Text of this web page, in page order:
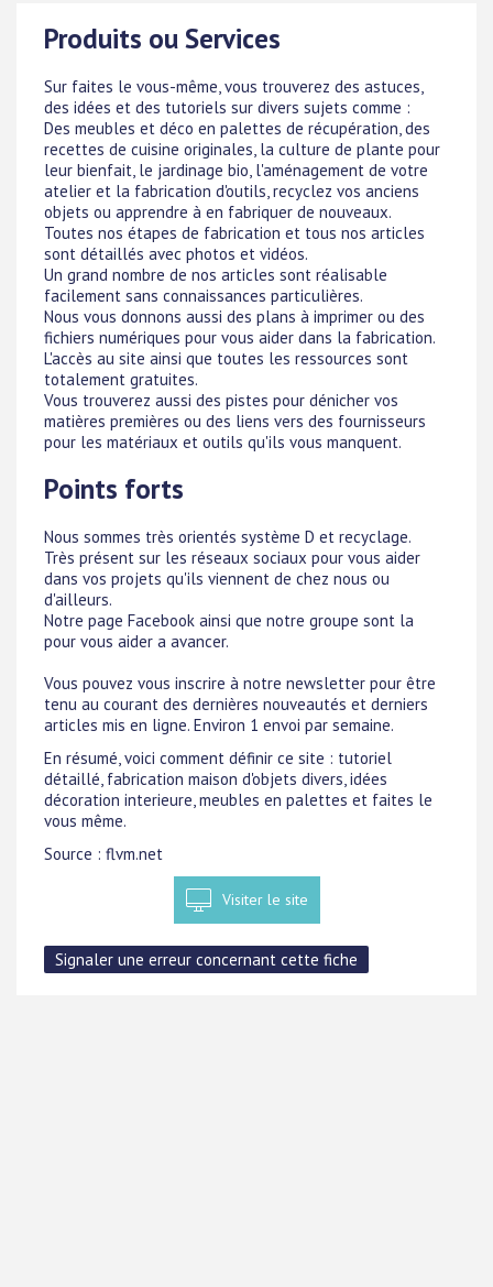
Produits ou Services
Sur faites le vous-même, vous trouverez des astuces,
des idées et des tutoriels sur divers sujets comme :
Des meubles et déco en palettes de récupération, des
recettes de cuisine originales, la culture de plante pour
leur bienfait, le jardinage bio, l'aménagement de votre
atelier et la fabrication d'outils, recyclez vos anciens
objets ou apprendre à en fabriquer de nouveaux.
Toutes nos étapes de fabrication et tous nos articles
sont détaillés avec photos et vidéos.
Un grand nombre de nos articles sont réalisable
facilement sans connaissances particulières.
Nous vous donnons aussi des plans à imprimer ou des
fichiers numériques pour vous aider dans la fabrication.
L'accès au site ainsi que toutes les ressources sont
totalement gratuites.
Vous trouverez aussi des pistes pour dénicher vos
matières premières ou des liens vers des fournisseurs
pour les matériaux et outils qu'ils vous manquent.
Points forts
Nous sommes très orientés système D et recyclage.
Très présent sur les réseaux sociaux pour vous aider
dans vos projets qu'ils viennent de chez nous ou
d'ailleurs.
Notre page Facebook ainsi que notre groupe sont la
pour vous aider a avancer.
Vous pouvez vous inscrire à notre newsletter pour être
tenu au courant des dernières nouveautés et derniers
articles mis en ligne. Environ 1 envoi par semaine.
En résumé, voici comment définir ce site : tutoriel
détaillé, fabrication maison d'objets divers, idées
décoration interieure, meubles en palettes et faites le
vous même.
Source : flvm.net
Visiter le site